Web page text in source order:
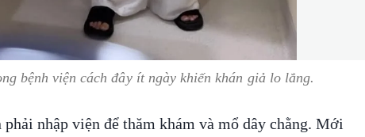
bệnh viện cách đây ít ngày khiến khán giả lo lắng.
nhập viện để thăm khám và mổ dây chằng. Mới